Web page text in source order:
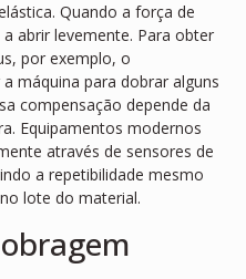
Quando a força de
abrir levemente. Para obter
por exemplo, o
máquina para dobrar alguns
compensação depende da
Equipamentos modernos
através de sensores de
a repetibilidade mesmo
lote do material.